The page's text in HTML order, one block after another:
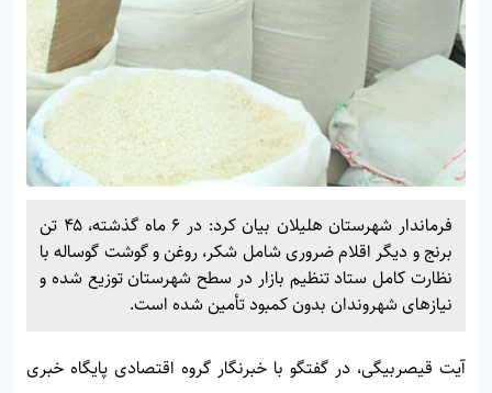
فرماندار شهرستان هلیلان بیان کرد: در ۶ ماه گذشته، ۴۵ تن
برنج و دیگر اقلام ضروری شامل شکر، روغن و گوشت گوساله با
نظارت کامل ستاد تنظیم بازار در سطح شهرستان توزیع شده و
نیازهای شهروندان بدون کمبود تأمین شده است.
آیت قیصربیگی، در گفتگو با خبرنگار گروه اقتصادی پایگاه خبری